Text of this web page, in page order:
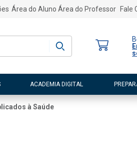
Área do Aluno Área do Professor Fale
ACADEMIA DIGITAL
à Saúde